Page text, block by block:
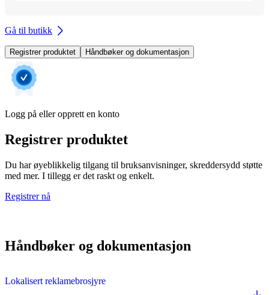
Gå til butikk
Registrer produktet Håndbøker og dokumentasjon
Logg på eller opprett en konto
Registrer produktet
Du har øyeblikkelig tilgang til bruksanvisninger, skreddersydd støtte
med mer. I tillegg er det raskt og enkelt.
Registrer nå
Håndbøker og dokumentasjon
Lokalisert reklamebrosjyre